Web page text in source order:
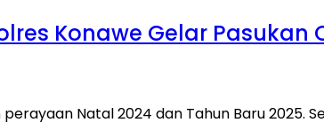
Konawe Gelar Pasukan
Natal 2024 dan Tahun Baru 2025.